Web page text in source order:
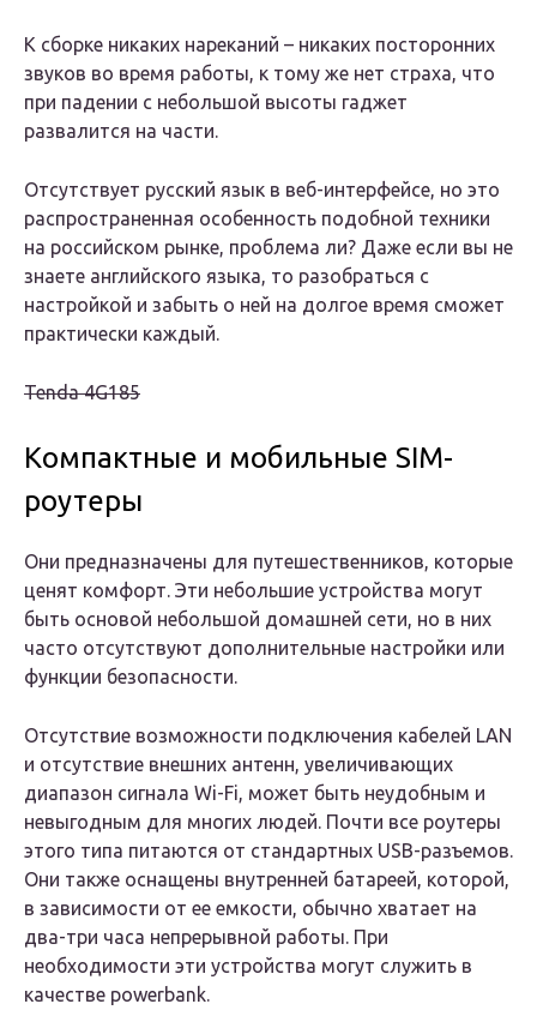
К сборке никаких нареканий – никаких посторонних
звуков во время работы, к тому же нет страха, что
при падении с небольшой высоты гаджет
развалится на части.
Отсутствует русский язык в веб-интерфейсе, но это
распространенная особенность подобной техники
на российском рынке, проблема ли? Даже если вы не
знаете английского языка, то разобраться с
настройкой и забыть о ней на долгое время сможет
практически каждый.
Tenda 4G185
Компактные и мобильные SIM-
роутеры
Они предназначены для путешественников, которые
ценят комфорт. Эти небольшие устройства могут
быть основой небольшой домашней сети, но в них
часто отсутствуют дополнительные настройки или
функции безопасности.
Отсутствие возможности подключения кабелей LAN
и отсутствие внешних антенн, увеличивающих
диапазон сигнала Wi-Fi, может быть неудобным и
невыгодным для многих людей. Почти все роутеры
этого типа питаются от стандартных USB-разъемов.
Они также оснащены внутренней батареей, которой,
в зависимости от ее емкости, обычно хватает на
два-три часа непрерывной работы. При
необходимости эти устройства могут служить в
качестве powerbank.